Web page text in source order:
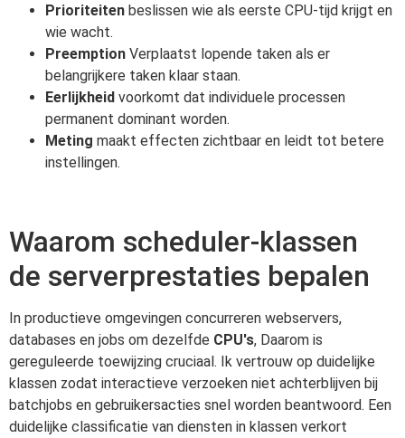
Prioriteiten beslissen wie als eerste CPU-tijd krijgt en
wie wacht.
Preemption Verplaatst lopende taken als er
belangrijkere taken klaar staan.
Eerlijkheid voorkomt dat individuele processen
permanent dominant worden.
Meting maakt effecten zichtbaar en leidt tot betere
instellingen.
Waarom scheduler-klassen
de serverprestaties bepalen
In productieve omgevingen concurreren webservers,
databases en jobs om dezelfde CPU's, Daarom is
gereguleerde toewijzing cruciaal. Ik vertrouw op duidelijke
klassen zodat interactieve verzoeken niet achterblijven bij
batchjobs en gebruikersacties snel worden beantwoord. Een
duidelijke classificatie van diensten in klassen verkort